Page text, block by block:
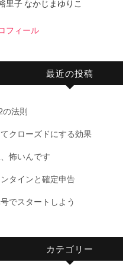
里子 なかじまゆりこ
フィール
最近の投稿
の法則
クローズドにする効果
怖いんです
タインと確定申告
でスタートしよう
カテゴリー